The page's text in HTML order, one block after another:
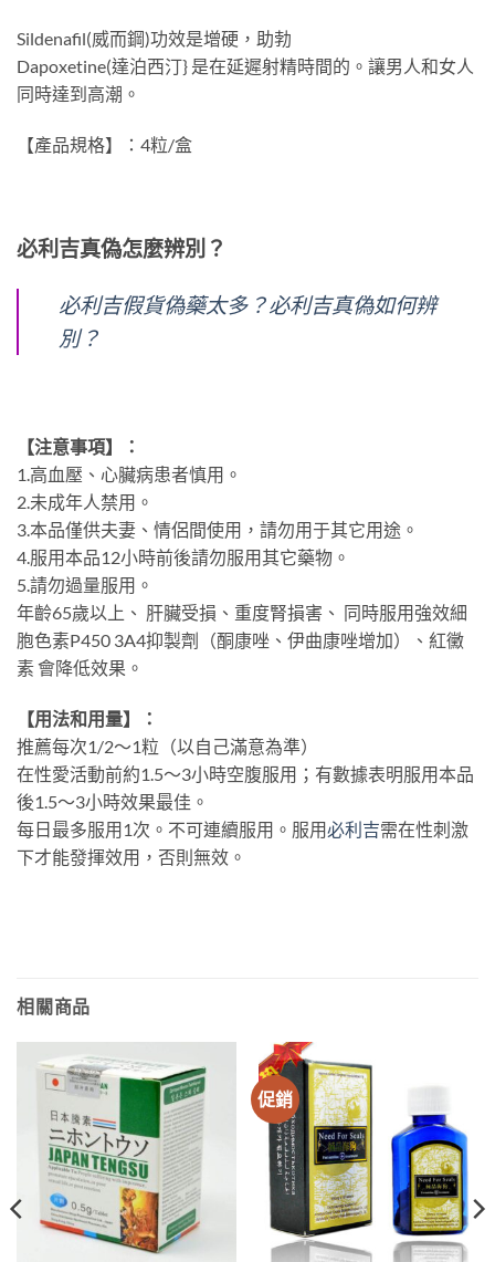
Sildenafil(威而鋼)功效是增硬，助勃
Dapoxetine(達泊西汀} 是在延遲射精時間的。讓男人和女人
同時達到高潮。
【產品規格】：4粒/盒
必利吉真偽怎麼辨別？
必利吉假貨偽藥太多？必利吉真偽如何辨
別？
【注意事項】：
1.高血壓、心臟病患者慎用。
2.未成年人禁用。
3.本品僅供夫妻、情侶間使用，請勿用于其它用途。
4.服用本品12小時前後請勿服用其它藥物。
5.請勿過量服用。
年齡65歲以上、 肝臟受損、重度腎損害、 同時服用強效細
胞色素P450 3A4抑製劑（酮康唑、伊曲康唑增加）、紅黴
素 會降低效果。
【用法和用量】：
推薦每次1/2～1粒（以自己滿意為準）
在性愛活動前約1.5～3小時空腹服用；有數據表明服用本品
後1.5～3小時效果最佳。
每日最多服用1次。不可連續服用。服用必利吉需在性刺激
下才能發揮效用，否則無效。
相關商品
促銷